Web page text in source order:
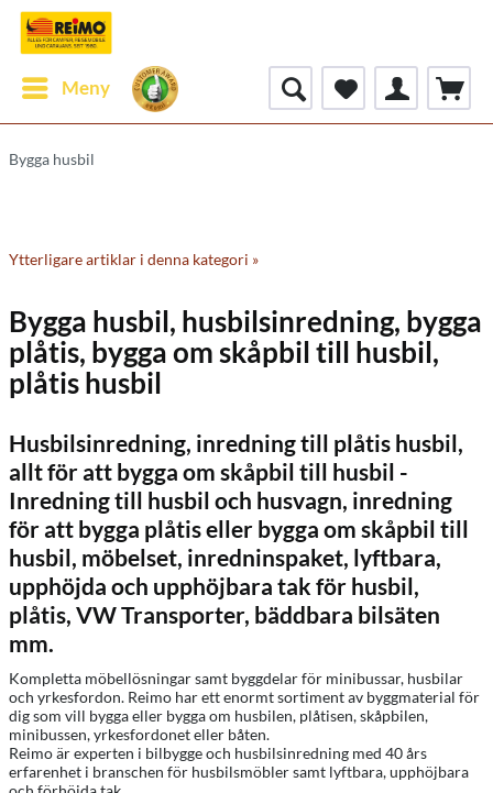
Meny
Bygga husbil
Ytterligare artiklar i denna kategori »
Bygga husbil, husbilsinredning, bygga
plåtis, bygga om skåpbil till husbil,
plåtis husbil
Husbilsinredning, inredning till plåtis husbil,
allt för att bygga om skåpbil till husbil -
Inredning till husbil och husvagn, inredning
för att bygga plåtis eller bygga om skåpbil till
husbil, möbelset, inredninspaket, lyftbara,
upphöjda och upphöjbara tak för husbil,
plåtis, VW Transporter, bäddbara bilsäten
mm.
Kompletta möbellösningar samt byggdelar för minibussar, husbilar
och yrkesfordon. Reimo har ett enormt sortiment av byggmaterial för
dig som vill bygga eller bygga om husbilen, plåtisen, skåpbilen,
minibussen, yrkesfordonet eller båten.
Reimo är experten i bilbygge och husbilsinredning med 40 års
erfarenhet i branschen för husbilsmöbler samt lyftbara, upphöjbara